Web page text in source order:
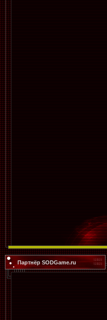
Партнёр SODGame.ru